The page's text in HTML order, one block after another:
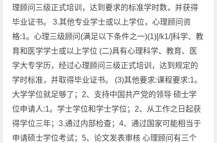
理顾问三级正式培训，达到要求的标准学时数，并获得
毕业证书。 3.其他专业学士或以上学位，心理顾问资
格:1。心理三级顾问(满足以下条件之一)(1)[/k1/]科学、教
育和医学学士或以上学位 (二)具有心理科学、教育、医
学大专学历，经过心理顾问三级正式培训，达到规定的
学时标准，并取得毕业证书。 (3)其他要求:课程要求:1。
大学学位就足够了；2、支持中国共产党的领导 硕士学
位申请人:1。学士学位和学士学位；2、从工作之日起获
得学位三年；3.通过内部检查；4、通过国家可能相当于
申请硕士学位考试；5、论文发表审核 心理顾问有三个